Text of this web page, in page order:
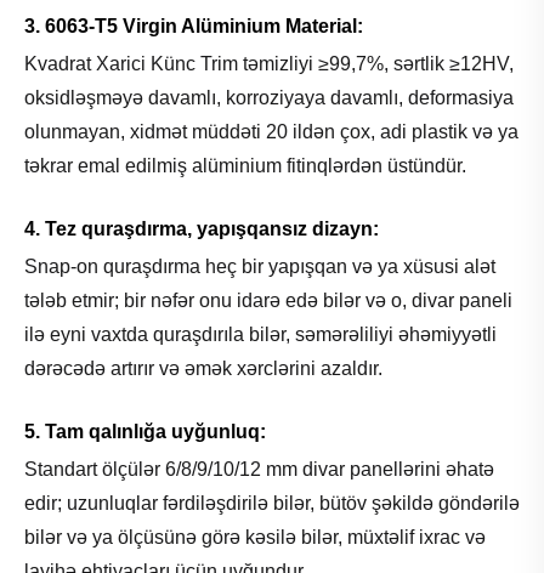
3. 6063-T5 Virgin Alüminium Material:
Kvadrat Xarici Künc Trim təmizliyi ≥99,7%, sərtlik ≥12HV,
oksidləşməyə davamlı, korroziyaya davamlı, deformasiya
olunmayan, xidmət müddəti 20 ildən çox, adi plastik və ya
təkrar emal edilmiş alüminium fitinqlərdən üstündür.
4. Tez quraşdırma, yapışqansız dizayn:
Snap-on quraşdırma heç bir yapışqan və ya xüsusi alət
tələb etmir; bir nəfər onu idarə edə bilər və o, divar paneli
ilə eyni vaxtda quraşdırıla bilər, səmərəliliyi əhəmiyyətli
dərəcədə artırır və əmək xərclərini azaldır.
5. Tam qalınlığa uyğunluq:
Standart ölçülər 6/8/9/10/12 mm divar panellərini əhatə
edir; uzunluqlar fərdiləşdirilə bilər, bütöv şəkildə göndərilə
bilər və ya ölçüsünə görə kəsilə bilər, müxtəlif ixrac və